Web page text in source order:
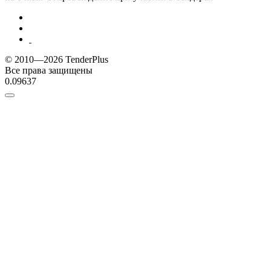
© 2010—2026 TenderPlus
Все права защищены
0.09637